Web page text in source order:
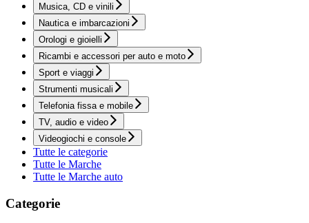
Musica, CD e vinili
Nautica e imbarcazioni
Orologi e gioielli
Ricambi e accessori per auto e moto
Sport e viaggi
Strumenti musicali
Telefonia fissa e mobile
TV, audio e video
Videogiochi e console
Tutte le categorie
Tutte le Marche
Tutte le Marche auto
Categorie